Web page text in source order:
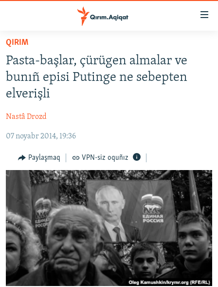
Esas
qaytmaq
Baş
navigatsiyağa
qaytmaq
Qıdıruvğa
HABERLER
İQTİSADİYAT
MEDENİYET
İNSAN AQLARI
VİDEO
SÜRET
BLOGLAR
FİKİR
Русский
Українською
QOŞULIÑIZ!
QIRIM
Pasta-başlar, çürügen almalar ve
bunıñ episi Putinge ne sebepten
elverişli
Nastâ Drozd
07 noyabr 2014, 19:36
Paylaşmaq VPN-siz oquñız